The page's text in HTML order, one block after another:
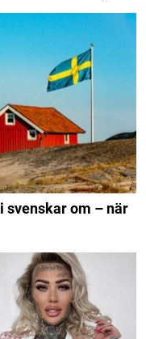
svenskar om – när